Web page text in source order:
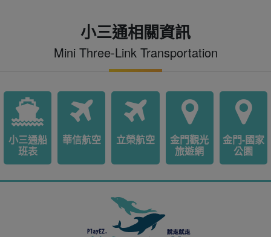
小三通相關資訊
Mini Three-Link Transportation
小三通船
班表
華信航空 立榮航空
金門觀光
旅遊網
金門-國家
公園